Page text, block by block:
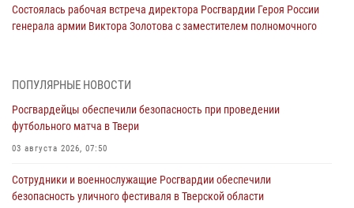
Состоялась рабочая встреча директора Росгвардии Героя России
генерала армии Виктора Золотова с заместителем полномочного
31 июля 2026, 05:42 4
Росгвардейцы в Твери приняли участие в молебне, посвященном
Дню Крещения Руси
28 июля 2026, 11:30
Сотрудники вневедомственной охраны совершили 250 выездов и
пресекли 20 правонарушений за неделю в Тверской области
ПОПУЛЯРНЫЕ НОВОСТИ
Росгвардейцы обеспечили безопасность при проведении
футбольного матча в Твери
03 августа 2026, 07:50
Сотрудники и военнослужащие Росгвардии обеспечили
безопасность уличного фестиваля в Тверской области